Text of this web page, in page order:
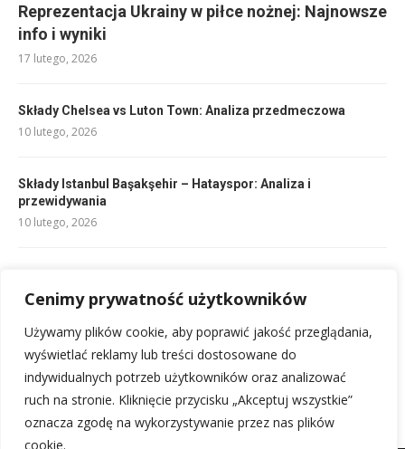
Cenimy prywatność użytkowników
Używamy plików cookie, aby poprawić jakość przeglądania,
wyświetlać reklamy lub treści dostosowane do
indywidualnych potrzeb użytkowników oraz analizować
ruch na stronie. Kliknięcie przycisku „Akceptuj wszystkie”
oznacza zgodę na wykorzystywanie przez nas plików
cookie.
Reprezentacja Ukrainy w piłce nożnej: Najnowsze
info i wyniki
17 lutego, 2026
Składy Chelsea vs Luton Town: Analiza przedmeczowa
10 lutego, 2026
Składy Istanbul Başakşehir – Hatayspor: Analiza i
przewidywania
10 lutego, 2026
21 lutego, 2026
Stroje koszykarskie dla dzieci: Komfort, styl, zwycięstwo
20 lutego, 2026